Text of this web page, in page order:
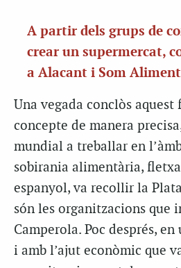
A partir dels grups de
crear un supermercat,
a Alacant i Som
Una vegada conclòs
concepte de manera
mundial a treballar en
sobirania alimentària, fletxa
espanyol, va recollir la
són les organitzacions que
Camperola. Poc després,
i amb l’ajut econòmic que